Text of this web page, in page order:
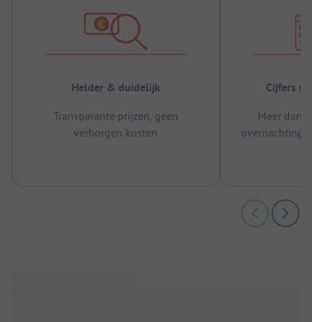
Helder & duidelijk
Transparante prijzen, geen
verborgen kosten
Cijfers
Meer dan